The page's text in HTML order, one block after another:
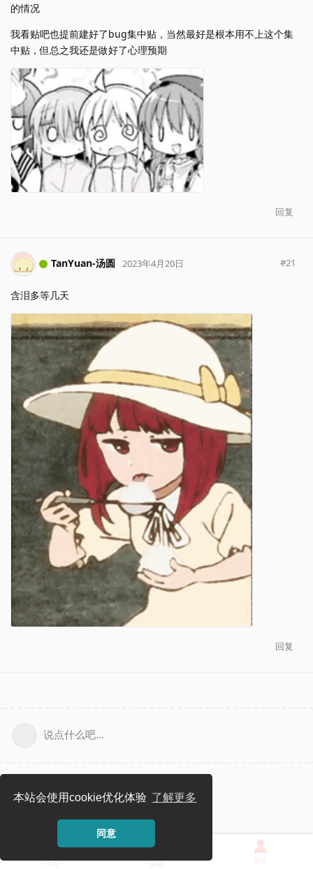
本站会使用cookie优化体验 了解更多
同意
的情况
我看贴吧也提前建好了bug集中贴，当然最好是根本用不上这个集
中贴，但总之我还是做好了心理预期
回复
TanYuan-汤圆 2023年4月20日 #21
含泪多等几天
回复
说点什么吧...
首页 标签 登录